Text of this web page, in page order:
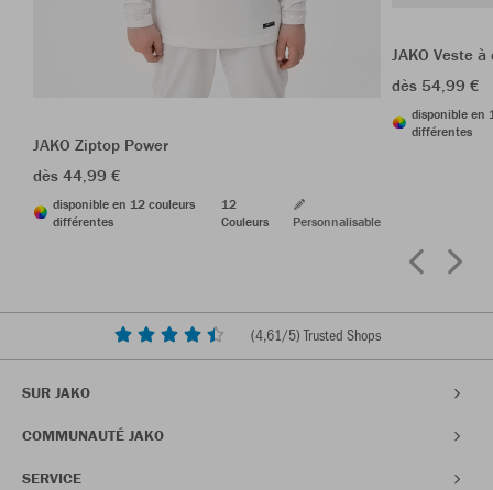
JAKO Ziptop Power
dès 44,99 €
disponible en 12 couleurs
différentes
12
Couleurs
Personnalisable
JAKO Veste
dès 54,99 €
disponible en
différentes
(4,61/5) Trusted Shops
SUR JAKO
COMMUNAUTÉ JAKO
SERVICE